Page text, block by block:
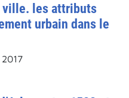
ville. les attributs
urbain dans le
2017